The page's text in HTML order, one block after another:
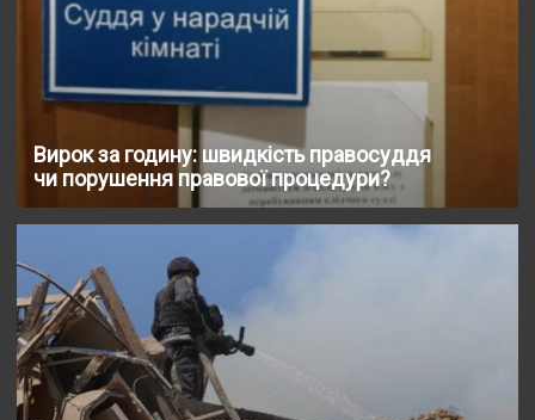
Вирок за годину: швидкість правосуддя
чи порушення правової процедури?